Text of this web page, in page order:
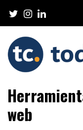
content
Institute
web